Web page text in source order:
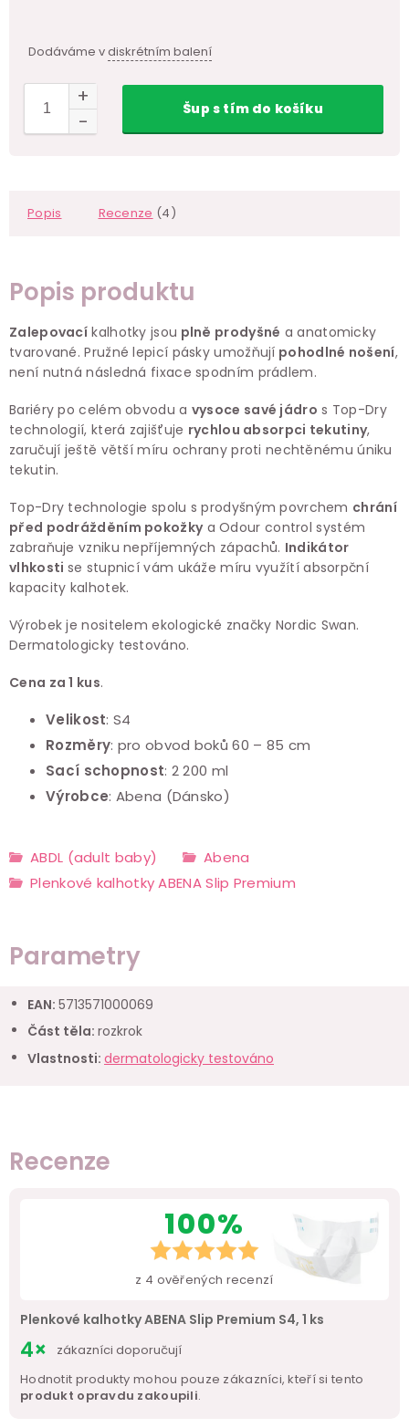
Dodáváme vdiskrétním balení
Šups tímdo košíku
Popis Recenze (4)
Popis produktu
Zalepovací kalhotky jsou plně prodyšné a anatomicky
tvarované. Pružné lepicí pásky umožňují pohodlné nošení,
není nutná následná fixace spodním prádlem.
Bariéry po celém obvodu a vysoce savé jádro s Top-Dry
technologií, která zajišťuje rychlou absorpci tekutiny,
zaručují ještě větší míru ochrany proti nechtěnému úniku
tekutin.
Top-Dry technologie spolu s prodyšným povrchem chrání
před podrážděním pokožkya Odour control systém
zabraňuje vzniku nepříjemných zápachů. Indikátor
vlhkosti se stupnicí vám ukáže míru využítí absorpční
kapacity kalhotek.
Výrobek je nositelem ekologické značky Nordic Swan.
Dermatologicky testováno.
Cena za 1 kus.
Velikost: S4
Rozměry: pro obvod boků 60 – 85 cm
Sací schopnost: 2 200 ml
Výrobce: Abena (Dánsko)
ABDL (adult baby)
Abena
Plenkové kalhotky ABENA Slip Premium
Parametry
EAN: 5713571000069
Část těla: rozkrok
Vlastnosti: dermatologicky testováno
Recenze
100%
z 4 ověřených recenzí
Plenkové kalhotky ABENA Slip Premium S4, 1 ks
4×
zákazníci doporučují
Hodnotit produkty mohou pouze zákazníci, kteří si tento
produkt opravdu zakoupili.